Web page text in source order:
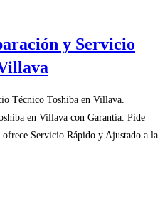
y Servicio
Técnico Toshiba en Villava.
en Villava con Garantía. Pide
Servicio Rápido y Ajustado a la